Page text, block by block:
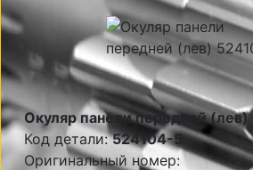
Окуляр панели передней (лев)
Код детали:524104-5
Оригинальный номер: